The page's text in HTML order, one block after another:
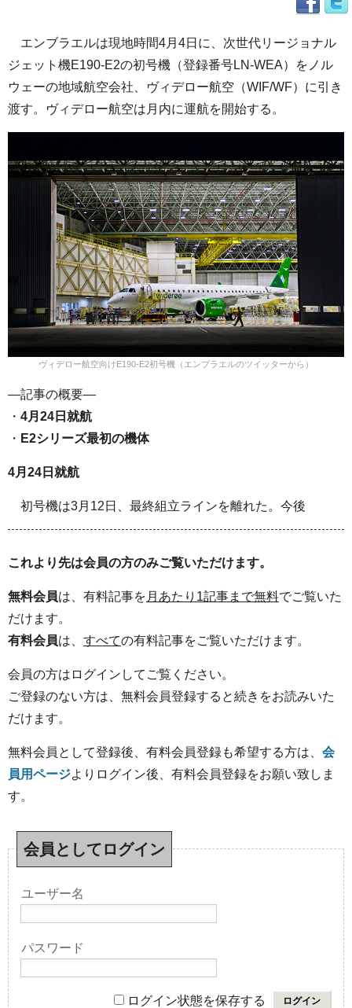
エンブラエルは現地時間4月4日に、次世代リージョナル
ジェット機E190-E2の初号機（登録番号LN-WEA）をノル
ウェーの地域航空会社、ヴィデロー航空（WIF/WF）に引き
渡す。ヴィデロー航空は月内に運航を開始する。
ヴィデロー航空向けE190-E2初号機（エンブラエルのツイッターから）
—記事の概要—
・ 4月24日就航
・ E2シリーズ最初の機体
4月24日就航
初号機は3月12日、最終組立ラインを離れた。今後
これより先は会員の方のみご覧いただけます。
無料会員は、有料記事を 月あたり1記事まで無料でご覧いた
だけます。
有料会員は、 すべての有料記事をご覧いただけます。
会員の方はログインしてご覧ください。
ご登録のない方は、無料会員登録すると続きをお読みいた
だけます。
無料会員として登録後、有料会員登録も希望する方は、 会
員用ページよりログイン後、有料会員登録をお願い致しま
す。
会員としてログイン
ユーザー名
パスワード
ログイン状態を保存する